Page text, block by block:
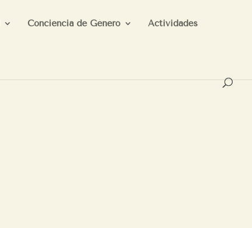
Conciencia de Género Actividades